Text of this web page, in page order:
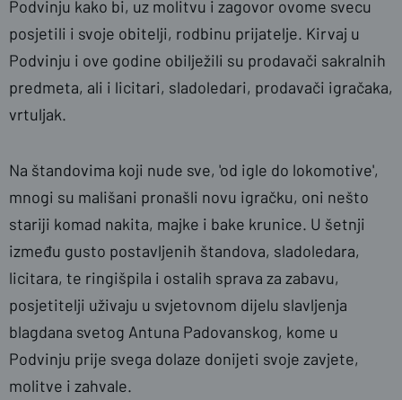
Podvinju kako bi, uz molitvu i zagovor ovome svecu
posjetili i svoje obitelji, rodbinu prijatelje. Kirvaj u
Podvinju i ove godine obilježili su prodavači sakralnih
predmeta, ali i licitari, sladoledari, prodavači igračaka,
vrtuljak.
Na štandovima koji nude sve, 'od igle do lokomotive',
mnogi su mališani pronašli novu igračku, oni nešto
stariji komad nakita, majke i bake krunice. U šetnji
između gusto postavljenih štandova, sladoledara,
licitara, te ringišpila i ostalih sprava za zabavu,
posjetitelji uživaju u svjetovnom dijelu slavljenja
blagdana svetog Antuna Padovanskog, kome u
Podvinju prije svega dolaze donijeti svoje zavjete,
molitve i zahvale.